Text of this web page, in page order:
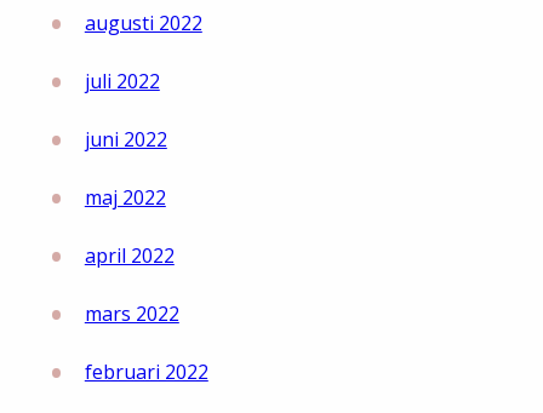
augusti 2022
juli 2022
juni 2022
maj 2022
april 2022
mars 2022
februari 2022